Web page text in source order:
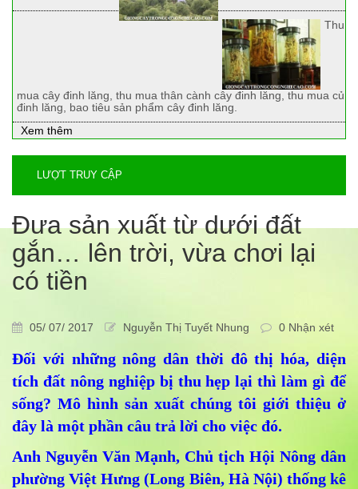
Thu
mua cây đinh lăng, thu mua thân cành cây đinh lăng, thu mua củ
đinh lăng, bao tiêu sản phẩm cây đinh lăng.
Xem thêm
LƯỢT TRUY CẬP
Đưa sản xuất từ dưới đất
gắn… lên trời, vừa chơi lại
có tiền
05/ 07/ 2017 Nguyễn Thị Tuyết Nhung 0 Nhận xét
Đối với những nông dân thời đô thị hóa, diện
tích đất nông nghiệp bị thu hẹp lại thì làm gì để
sống? Mô hình sản xuất chúng tôi giới thiệu ở
đây là một phần câu trả lời cho việc đó.
Anh Nguyễn Văn Mạnh, Chủ tịch Hội Nông dân
phường Việt Hưng (Long Biên, Hà Nội) thống kê